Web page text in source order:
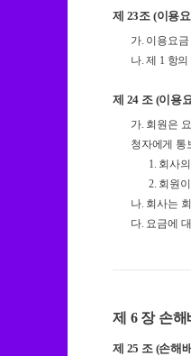
제 23조 (이용
가. 이용요
나. 제 1 항
제 24 조 (이용
가. 회원은
청자에게 통
1. 회사
2. 회원
나. 회사는
다. 요금에
제 6 장 손해
제 25 조 (손해